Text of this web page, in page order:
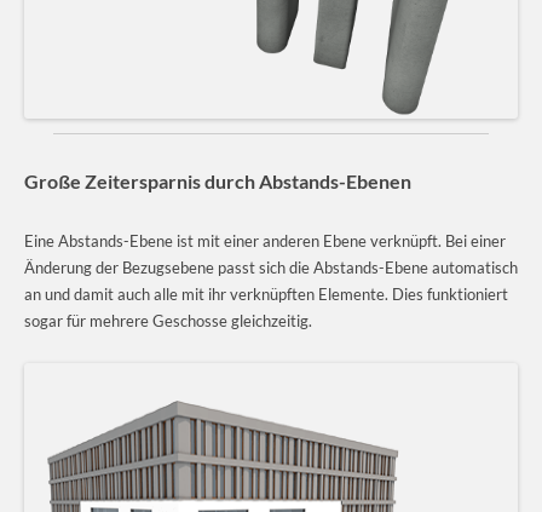
Große Zeitersparnis durch Abstands-Ebenen
Eine Abstands-Ebene ist mit einer anderen Ebene verknüpft. Bei einer
Änderung der Bezugsebene passt sich die Abstands-Ebene automatisch
an und damit auch alle mit ihr verknüpften Elemente. Dies funktioniert
sogar für mehrere Geschosse gleichzeitig.